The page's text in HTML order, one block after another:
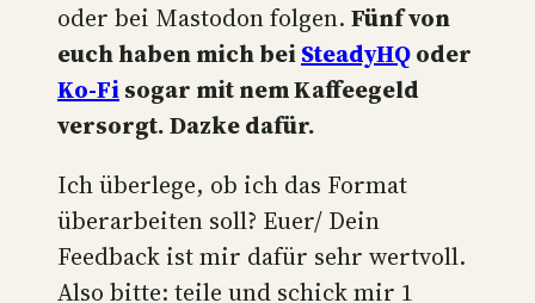
oder bei Mastodon folgen. Fünf von
euch haben mich beiSteadyHQoder
Ko-Fisogar mit nem Kaffeegeld
versorgt. Dazke dafür.
Ich überlege, ob ich das Format
überarbeiten soll? Euer/ Dein
Feedback ist mir dafür sehr wertvoll.
Also bitte: teile und schick mir 1